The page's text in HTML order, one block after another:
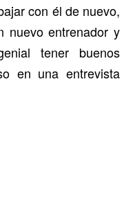
con él de nuevo,
nuevo entrenador y
tener buenos
en una entrevista